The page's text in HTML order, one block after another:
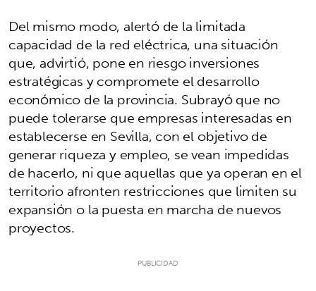
Del mismo modo, alertó de la limitada
capacidad de la red eléctrica, una situación
que, advirtió, pone en riesgo inversiones
estratégicas y compromete el desarrollo
económico de la provincia. Subrayó que no
puede tolerarse que empresas interesadas en
establecerse en Sevilla, con el objetivo de
generar riqueza y empleo, se vean impedidas
de hacerlo, ni que aquellas que ya operan en el
territorio afronten restricciones que limiten su
expansión o la puesta en marcha de nuevos
proyectos.